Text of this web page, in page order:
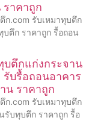
าคาถูก
ก.com รับเหมาทุบตึก
บตึก ราคาถูก รื้อถอน
บตึกแก่งกระจาน
บรื้อถอนอาคาร
น ราคาถูก
ก.com รับเหมาทุบตึก
รับทุบตึก ราคาถูก รื้อ